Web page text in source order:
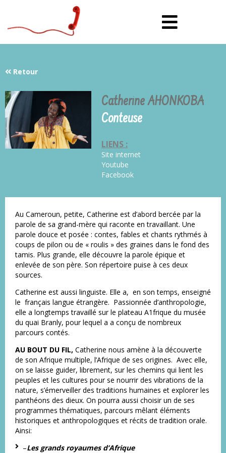
Retour
Catherine AHONKOBA
Conteuse
LIENS :
Site internet
Youtube
Facebook
Au Cameroun, petite, Catherine est d’abord bercée par la
parole de sa grand-mère qui raconte en travaillant. Une
parole douce et posée : contes, fables et chants rythmés à
coups de pilon ou de « roulis » des graines dans le fond des
tamis. Plus grande, elle découvre la parole épique et
enlevée de son père. Son répertoire puise à ces deux
sources.
Catherine est aussi linguiste. Elle a, en son temps, enseigné
le français langue étrangère. Passionnée d’anthropologie,
elle a longtemps travaillé sur le plateau A1frique du musée
du quai Branly, pour lequel a a conçu de nombreux
parcours contés.
AU BOUT DU FIL, Catherine nous amène à la découverte
de son Afrique multiple, l’Afrique de ses origines. Avec elle,
on se laisse guider, librement, sur les chemins qui lient les
peuples et les cultures pour se nourrir des vibrations de la
nature, s’émerveiller des traditions humaines et explorer les
panthéons des dieux. On pourra aussi choisir un de ses
programmes thématiques, parcours mêlant éléments
historiques et anthropologiques et récits de tradition orale.
Ainsi:
–Les grands royaumes d’Afrique